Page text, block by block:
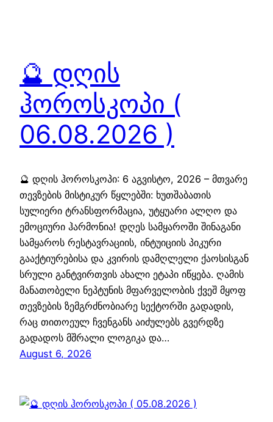
🔮 დღის
ჰოროსკოპი (
06.08.2026 )
🔮 დღის ჰოროსკოპი: 6 აგვისტო, 2026 – მთვარე
თევზების მისტიკურ წყლებში: ხუთშაბათის
სულიერი ტრანსფორმაცია, უტყუარი ალღო და
ემოციური ჰარმონია! დღეს სამყაროში შინაგანი
სამყაროს რესტავრაციის, ინტუიციის პიკური
გააქტიურებისა და კვირის დამღლელი ქაოსისგან
სრული განტვირთვის ახალი ეტაპი იწყება. ღამის
მანათობელი ნეპტუნის მფარველობის ქვეშ მყოფ
თევზების ზემგრძნობიარე სექტორში გადადის,
რაც თითოეულ ჩვენგანს აიძულებს გვერდზე
გადადოს მშრალი ლოგიკა და…
August 6, 2026